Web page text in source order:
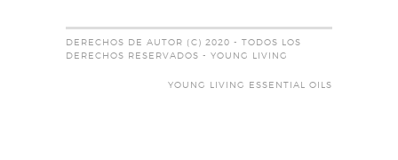
DERECHOS DE AUTOR (C) 2020 - TODOS LOS
DERECHOS RESERVADOS - YOUNG LIVING
YOUNG LIVING ESSENTIAL OILS